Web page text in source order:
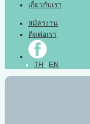
เกี่ยวกับเรา
สมัครงาน
ติดต่อเรา
TH / EN